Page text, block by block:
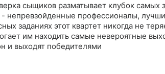
сыщиков разматывает клубок самых
непревзойденные профессионалы,
заданиях этот квартет никогда не
им находить самые невероятные
и выходят победителями